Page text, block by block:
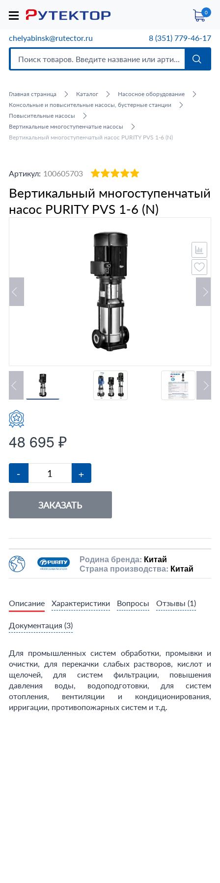
0
chelyabinsk@rutector.ru 8 (351) 779-46-17
Главная страница Каталог
Насосное оборудование
Консольные и повысительные насосы, бустерные станции
Повысительные насосы
Вертикальные многоступенчатые насосы
Вертикальный многоступенчатый насос PURITY PVS 1-6 (N)
Артикул: 100605703
Вертикальный многоступенчатый
насос PURITY PVS 1-6 (N)
48 695 ₽
- +
ЗАКАЗАТЬ
Родина бренда: Китай
Страна производства: Китай
Описание Характеристики Вопросы Отзывы (1)
Документация (3)
Для промышленных систем обработки, промывки и
очистки, для перекачки слабых растворов, кислот и
щелочей, для систем фильтрации, повышения
давления воды, водоподготовки, для систем
отопления, вентиляции и кондиционирования,
ирригации, противопожарных систем и т.д.